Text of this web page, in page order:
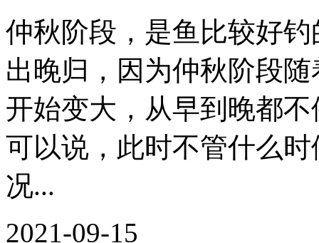
仲秋阶段，是鱼比较好
出晚归，因为仲秋阶段
开始变大，从早到晚都
可以说，此时不管什么
况...
2021-09-15